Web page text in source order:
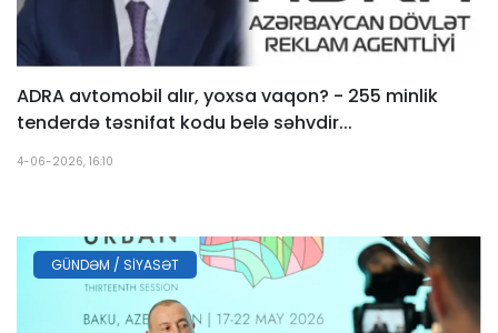
ADRA avtomobil alır, yoxsa vaqon? - 255 minlik
tenderdə təsnifat kodu belə səhvdir...
4-06-2026, 16:10
GÜNDƏM / SIYASƏT